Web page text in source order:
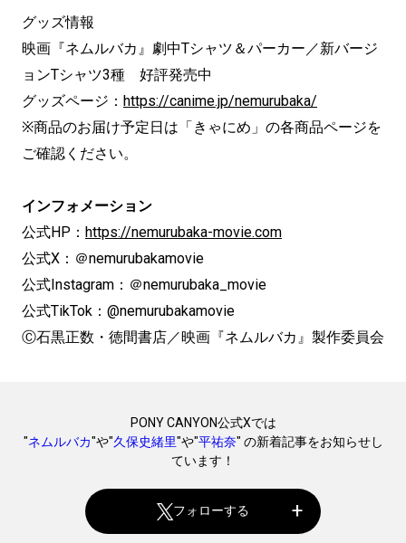
グッズ情報
映画『ネムルバカ』劇中Tシャツ＆パーカー／新バージ
ョンTシャツ3種 好評発売中
グッズページ： https://canime.jp/nemurubaka/
※商品のお届け予定日は「きゃにめ」の各商品ページを
ご確認ください。
インフォメーション
公式HP： https://nemurubaka-movie.com
公式X：＠nemurubakamovie
公式Instagram：＠nemurubaka_movie
公式TikTok：@nemurubakamovie
Ⓒ石黒正数・徳間書店／映画『ネムルバカ』製作委員会
PONY CANYON公式Xでは
"ネムルバカ"や"久保史緒里"や"平祐奈" の新着記事をお知らせし
ています！
フォローする